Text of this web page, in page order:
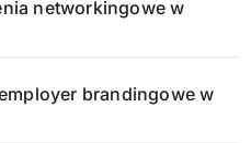
networkingowe w
brandingowe w